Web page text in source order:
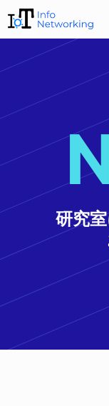
研究